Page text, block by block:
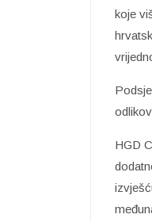
koje
HGD